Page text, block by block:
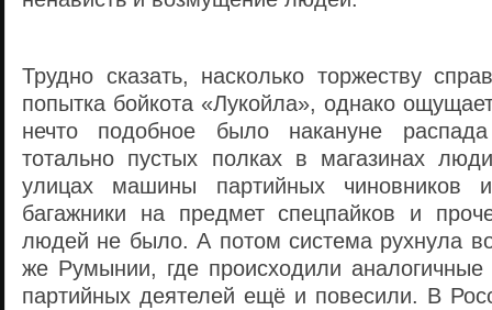
Трудно сказать, насколько торжеству
попытка бойкота «Лукойла», однако
нечто подобное было накануне
тотально пустых полках в магазинах
улицах машины партийных чиновников
багажники на предмет спецпайков и
людей не было. А потом система рухнула
же Румынии, где происходили аналогичные
партийных деятелей ещё и повесили. В